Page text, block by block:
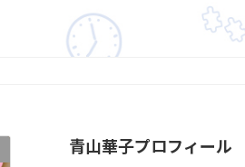
青山華子プロフィール